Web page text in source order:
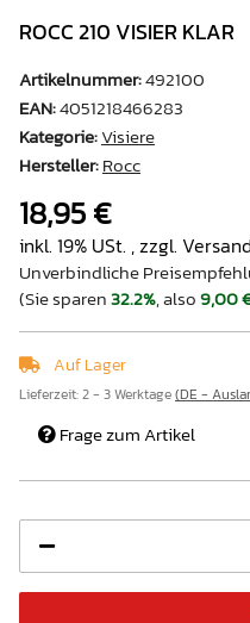
ROCC 210 VISIER KLAR
Artikelnummer:492100
EAN:4051218466283
Kategorie:Visiere
Hersteller:Rocc
18,95 €
inkl. 19% USt. , zzgl. Versand
Unverbindliche
(Sie sparen32.2%, also9,00
Auf Lager
Lieferzeit:2 - 3 Werktage(DE -
Frage zum Artikel